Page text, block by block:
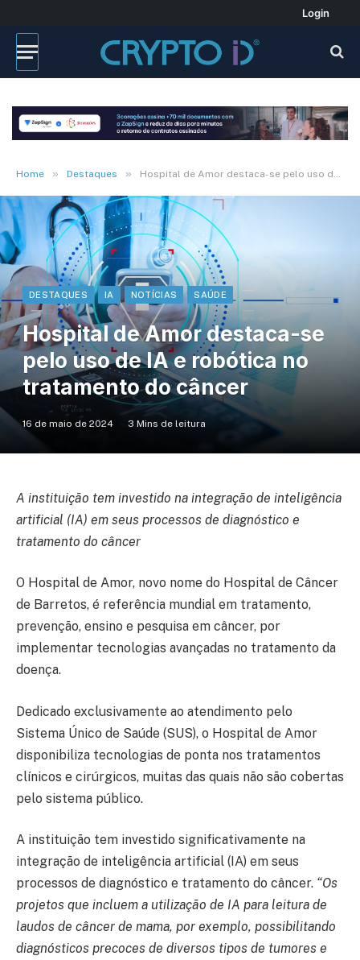
Login
Home » Destaques » Hospital de Amor destaca-se pelo uso de IA e robótica no tratamento do câncer
DESTAQUES IA NOTÍCIAS SAÚDE
Hospital de Amor destaca-se
pelo uso de IA e robótica no
tratamento do câncer
16 de maio de 2024 3 Mins de leitura
A instituição tem investido na integração de inteligência
artificial (IA) em seus processos de diagnóstico e
tratamento do câncer
O Hospital de Amor, novo nome do Hospital de Câncer
de Barretos, é referência mundial em tratamento,
prevenção, ensino e pesquisa em câncer, por
implementar tecnologias avançadas no tratamento da
doença.
Dedicado exclusivamente ao atendimento pelo
Sistema Único de Saúde (SUS), o Hospital de Amor
disponibiliza tecnologias de ponta nos tratamentos
clínicos e cirúrgicos, muitas das quais não são cobertas
pelo sistema público.
A instituição tem investido significativamente na
integração de inteligência artificial (IA) em seus
processos de diagnóstico e tratamento do câncer. “Os
projetos que incluem a utilização de IA para leitura de
laudos de câncer de mama, por exemplo, possibilitando
diagnósticos precoces de diversos tipos de tumores e